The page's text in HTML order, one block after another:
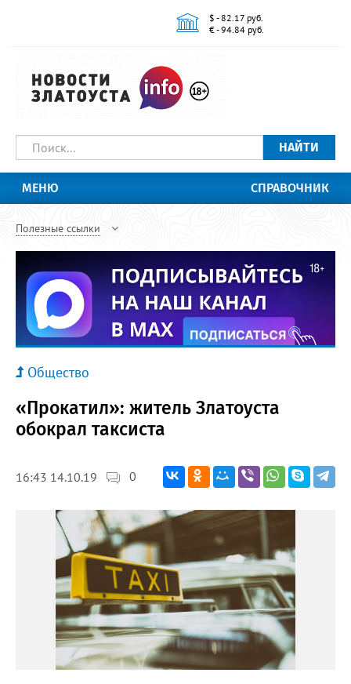
$ - 82.17 руб.
€ - 94.84 руб.
НАЙТИ
МЕНЮ СПРАВОЧНИК
Полезные ссылки
Общество
«Прокатил»: житель Златоуста
обокрал таксиста
16:43 14.10.19 0